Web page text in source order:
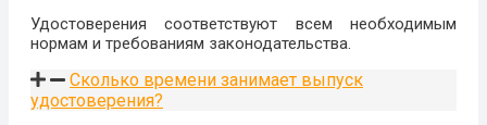
Удостоверения соответствуют всем необходимым
нормам и требованиям законодательства.
Сколько времени занимает выпуск
удостоверения?